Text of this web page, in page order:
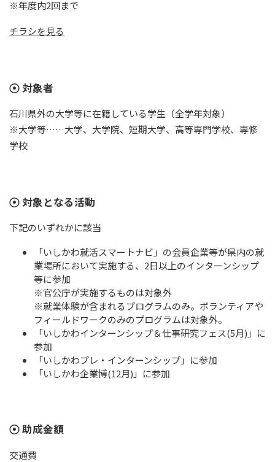
※年度内2回まで
チラシを見る
対象者
石川県外の大学等に在籍している学生（全学年対象）
※大学等……大学、大学院、短期大学、高等専門学校、専修
学校
対象となる活動
下記のいずれかに該当
「いしかわ就活スマートナビ」の会員企業等が県内の就
業場所において実施する、2日以上のインターンシップ
等に参加
※官公庁が実施するものは対象外
※就業体験が含まれるプログラムのみ。ボランティアや
フィールドワークのみのプログラムは対象外。
「いしかわインターンシップ＆仕事研究フェス(5月)」に
参加
「いしかわプレ・インターンシップ」に参加
「いしかわ企業博(12月)」に参加
助成金額
交通費